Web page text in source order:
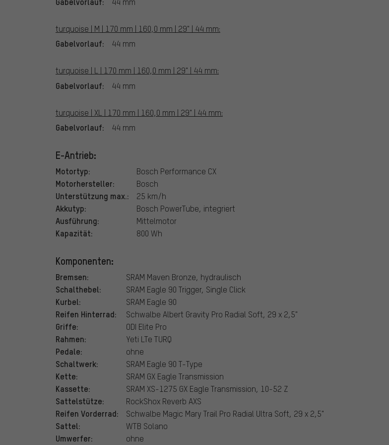
turquoise | M | 170 mm | 160,0 mm | 29" | 44 mm:
Gabelvorlauf: 44 mm
turquoise | L | 170 mm | 160,0 mm | 29" | 44 mm:
Gabelvorlauf: 44 mm
turquoise | XL | 170 mm | 160,0 mm | 29" | 44 mm:
Gabelvorlauf: 44 mm
E-Antrieb:
Motortyp: Bosch Performance CX
Motorhersteller: Bosch
Unterstützung max.: 25 km/h
Akkutyp: Bosch PowerTube, integriert
Ausführung: Mittelmotor
Kapazität: 800 Wh
Komponenten:
Bremsen: SRAM Maven Bronze, hydraulisch
Schalthebel: SRAM Eagle 90 Trigger, Single Click
Kurbel: SRAM Eagle 90
Reifen Hinterrad: Schwalbe Albert Gravity Pro Radial Soft, 29 x 2,5"
Griffe: ODI Elite Pro
Rahmen: Yeti LTe TURQ
Pedale: ohne
Schaltwerk: SRAM Eagle 90 T-Type
Kette: SRAM GX Eagle Transmission
Kassette: SRAM XS-1275 GX Eagle Transmission, 10-52 Z
Sattelstütze: RockShox Reverb AXS
Reifen Vorderrad: Schwalbe Magic Mary Trail Pro Radial Ultra Soft, 29 x 2,5"
Sattel: WTB Solano
Umwerfer: ohne